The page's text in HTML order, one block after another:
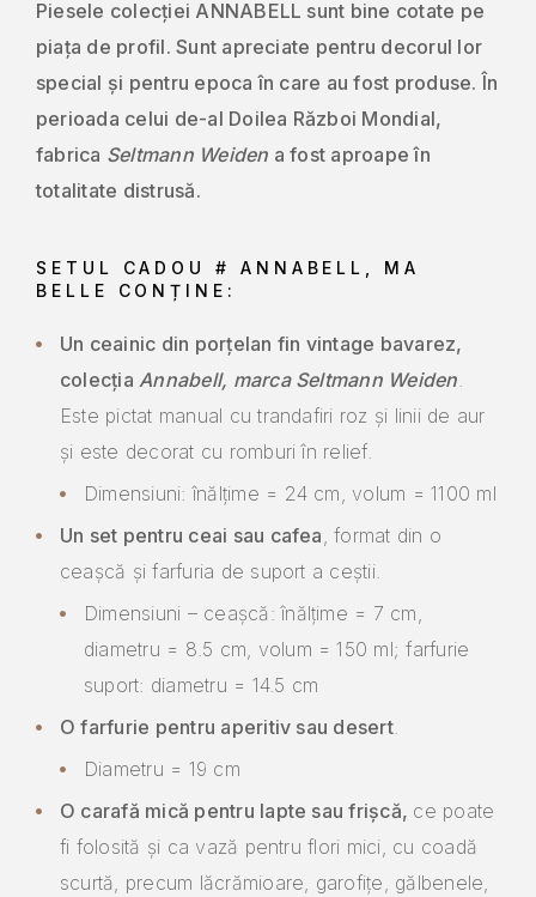
Piesele colecției ANNABELL sunt bine cotate pe
piața de profil. Sunt apreciate pentru decorul lor
special și pentru epoca în care au fost produse. În
perioada celui de-al Doilea Război Mondial,
fabrica Seltmann Weiden a fost aproape în
totalitate distrusă.
SETUL CADOU # ANNABELL, MA
BELLE CONȚINE:
Un ceainic din porțelan fin vintage bavarez,
colecțiaAnnabell, marca Seltmann Weiden.
Este pictat manual cu trandafiri roz și linii de aur
și este decorat cu romburi în relief.
Dimensiuni: înălțime = 24 cm, volum = 1100 ml
Un set pentru ceai sau cafea , format din o
ceașcă și farfuria de suport a ceștii.
Dimensiuni – ceașcă: înălțime = 7 cm,
diametru = 8.5 cm, volum = 150 ml; farfurie
suport: diametru = 14.5 cm
O farfurie pentru aperitiv sau desert.
Diametru = 19 cm
O carafă mică pentru lapte sau frișcă, ce poate
fi folosită și ca vază pentru flori mici, cu coadă
scurtă, precum lăcrămioare, garofițe, gălbenele,